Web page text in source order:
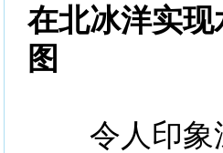
在北冰洋实
图
令人印象深